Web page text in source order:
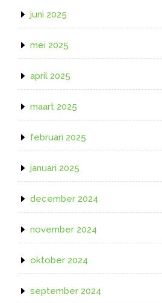
juni 2025
mei 2025
april 2025
maart 2025
februari 2025
januari 2025
december 2024
november 2024
oktober 2024
september 2024